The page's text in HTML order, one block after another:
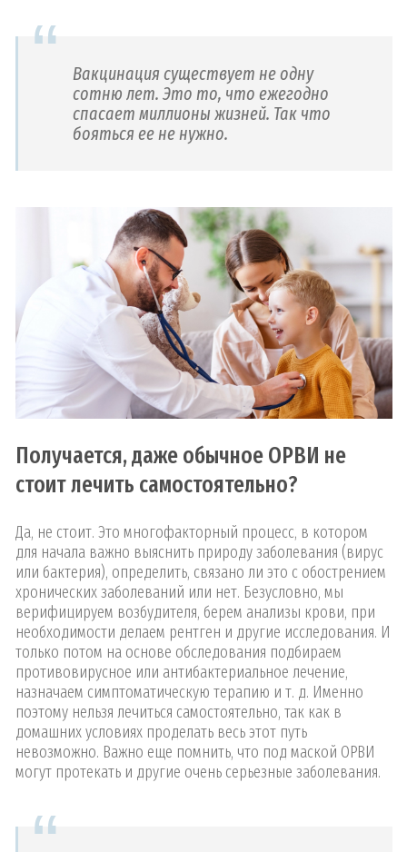
Вакцинация существует не одну
сотню лет. Это то, что ежегодно
спасает миллионы жизней. Так что
бояться ее не нужно.
Получается, даже обычное ОРВИ не
стоит лечить самостоятельно?
Да, не стоит. Это многофакторный процесс, в котором
для начала важно выяснить природу заболевания (вирус
или бактерия), определить, связано ли это с обострением
хронических заболеваний или нет. Безусловно, мы
верифицируем возбудителя, берем анализы крови, при
необходимости делаем рентген и другие исследования. И
только потом на основе обследования подбираем
противовирусное или антибактериальное лечение,
назначаем симптоматическую терапию и т. д. Именно
поэтому нельзя лечиться самостоятельно, так как в
домашних условиях проделать весь этот путь
невозможно. Важно еще помнить, что под маской ОРВИ
могут протекать и другие очень серьезные заболевания.